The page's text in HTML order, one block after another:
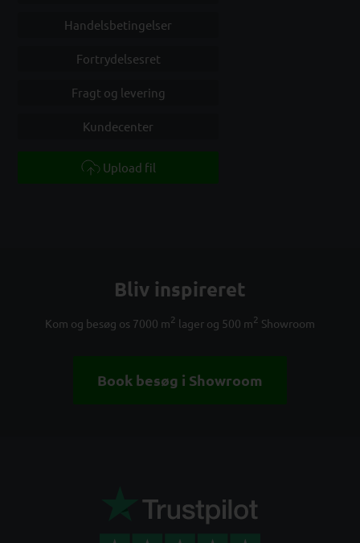
Handelsbetingelser
Fortrydelsesret
Fragt og levering
Kundecenter
Upload fil
Bliv inspireret
Kom og besøg os 7000 m2 lager og 500 m2 Showroom
Book besøg i Showroom